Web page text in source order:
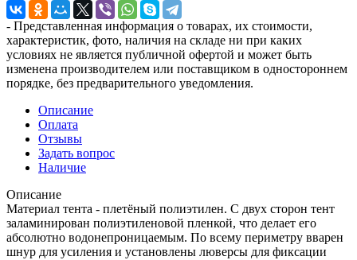
- Представленная информация о товарах, их стоимости,
характеристик, фото, наличия на складе ни при каких
условиях не является публичной офертой и может быть
изменена производителем или поставщиком в одностороннем
порядке, без предварительного уведомления.
Описание
Оплата
Отзывы
Задать вопрос
Наличие
Описание
Материал тента - плетёный полиэтилен. С двух сторон тент
заламинирован полиэтиленовой пленкой, что делает его
абсолютно водонепроницаемым. По всему периметру вварен
шнур для усиления и установлены люверсы для фиксации